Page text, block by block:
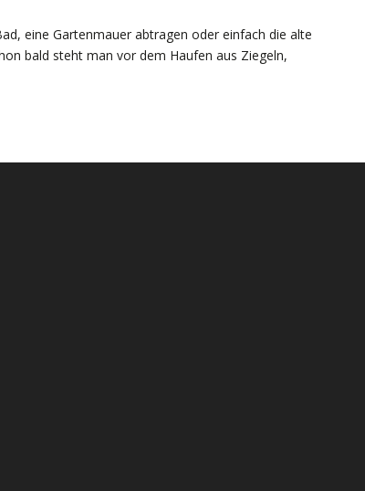
eine Gartenmauer abtragen oder einfach die alte
bald steht man vor dem Haufen aus Ziegeln,